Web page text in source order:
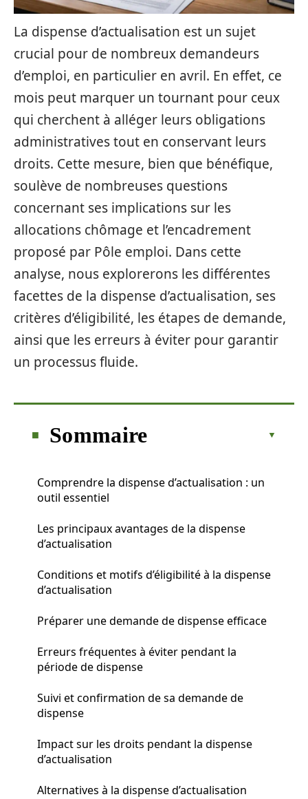
La dispense d’actualisation est un sujet
crucial pour de nombreux demandeurs
d’emploi, en particulier en avril. En effet, ce
mois peut marquer un tournant pour ceux
qui cherchent à alléger leurs obligations
administratives tout en conservant leurs
droits. Cette mesure, bien que bénéfique,
soulève de nombreuses questions
concernant ses implications sur les
allocations chômage et l’encadrement
proposé par Pôle emploi. Dans cette
analyse, nous explorerons les différentes
facettes de la dispense d’actualisation, ses
critères d’éligibilité, les étapes de demande,
ainsi que les erreurs à éviter pour garantir
un processus fluide.
Sommaire
Comprendre la dispense d’actualisation : un
outil essentiel
Les principaux avantages de la dispense
d’actualisation
Conditions et motifs d’éligibilité à la dispense
d’actualisation
Préparer une demande de dispense efficace
Erreurs fréquentes à éviter pendant la
période de dispense
Suivi et confirmation de sa demande de
dispense
Impact sur les droits pendant la dispense
d’actualisation
Alternatives à la dispense d’actualisation